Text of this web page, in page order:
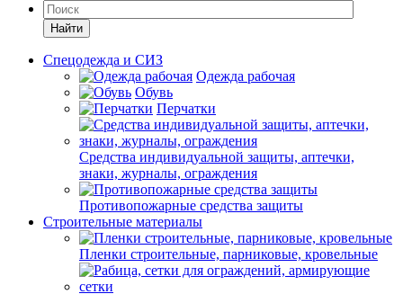
Найти
Спецодежда и СИЗ
Одежда рабочая
Обувь
Перчатки
Средства индивидуальной защиты, аптечки,
знаки, журналы, ограждения
Противопожарные средства защиты
Строительные материалы
Пленки строительные, парниковые, кровельные